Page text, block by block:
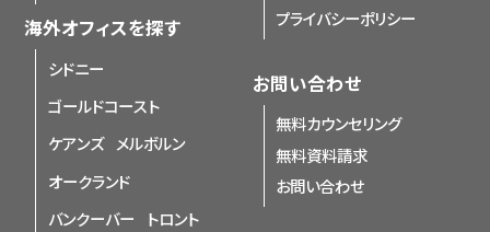
海外オフィスを探す
シドニー
ゴールドコースト
ケアンズ メルボルン
オークランド
バンクーバー
トロント
プライバシーポリシー
お問い合わせ
無料カウンセリング
無料資料請求
お問い合わせ